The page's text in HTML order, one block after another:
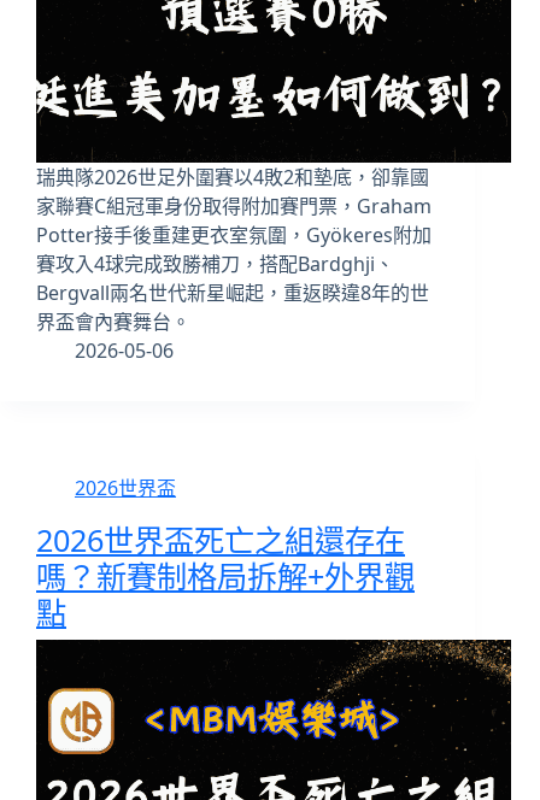
瑞典隊2026世足外圍賽以4敗2和墊底，卻靠國
家聯賽C組冠軍身份取得附加賽門票，Graham
Potter接手後重建更衣室氛圍，Gyökeres附加
賽攻入4球完成致勝補刀，搭配Bardghji、
Bergvall兩名世代新星崛起，重返睽違8年的世
界盃會內賽舞台。
2026-05-06
2026世界盃
2026世界盃死亡之組還存在
嗎？新賽制格局拆解+外界觀
點